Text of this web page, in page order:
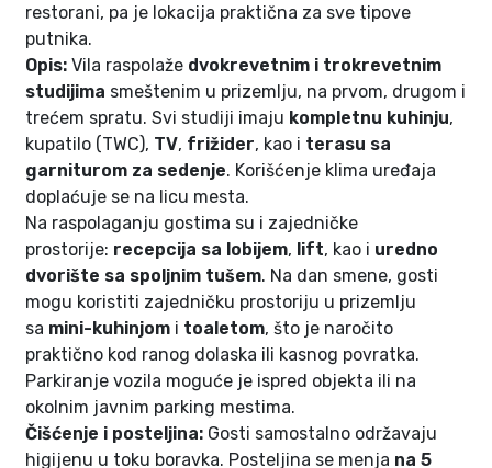
restorani, pa je lokacija praktična za sve tipove
putnika.
Opis: Vila raspolaže dvokrevetnim i trokrevetnim
studijima smeštenim u prizemlju, na prvom, drugom i
trećem spratu. Svi studiji imaju kompletnu kuhinju,
kupatilo (TWC), TV, frižider, kao i terasu sa
garniturom za sedenje. Korišćenje klima uređaja
doplaćuje se na licu mesta.
Na raspolaganju gostima su i zajedničke
prostorije: recepcija sa lobijem, lift, kao i uredno
dvorište sa spoljnim tušem. Na dan smene, gosti
mogu koristiti zajedničku prostoriju u prizemlju
sa mini-kuhinjom i toaletom, što je naročito
praktično kod ranog dolaska ili kasnog povratka.
Parkiranje vozila moguće je ispred objekta ili na
okolnim javnim parking mestima.
Čišćenje i posteljina: Gosti samostalno održavaju
higijenu u toku boravka. Posteljina se menja na 5